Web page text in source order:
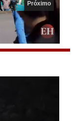
Próximo en 10